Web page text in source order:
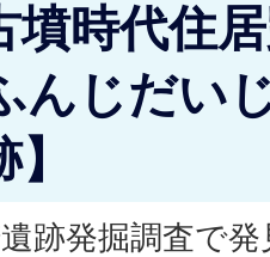
墳時代住
んじだい
跡発掘調査で